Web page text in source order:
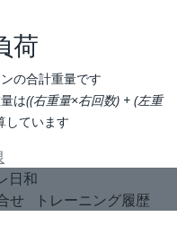
荷
の合計重量です
は((右重量×右回数) + (左重
しています
日和
せ トレーニング履歴